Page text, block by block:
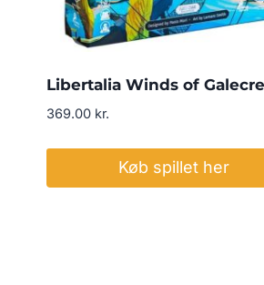
Libertalia Winds of
369.00 kr.
Køb spillet her